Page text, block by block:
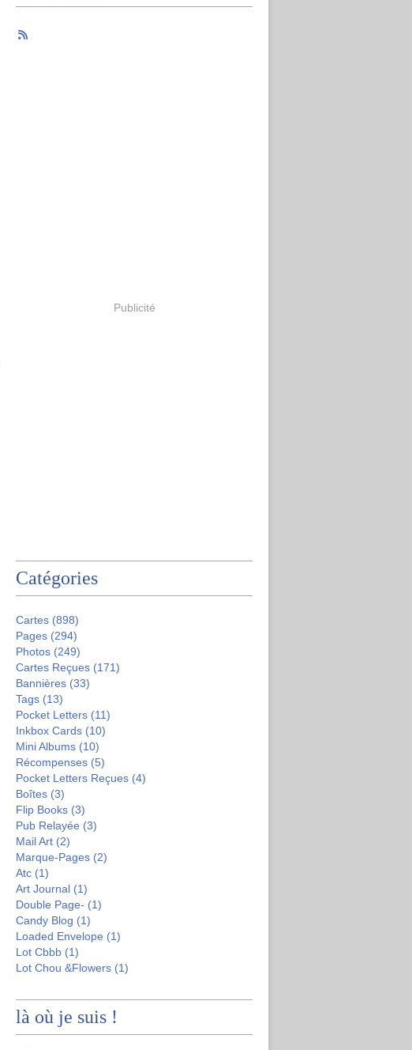
Publicité
Catégories
Cartes (898)
Pages (294)
Photos (249)
Cartes Reçues (171)
Bannières (33)
Tags (13)
Pocket Letters (11)
Inkbox Cards (10)
Mini Albums (10)
Récompenses (5)
Pocket Letters Reçues (4)
Boîtes (3)
Flip Books (3)
Pub Relayée (3)
Mail Art (2)
Marque-Pages (2)
Atc (1)
Art Journal (1)
Double Page- (1)
Candy Blog (1)
Loaded Envelope (1)
Lot Cbbb (1)
Lot Chou &flowers (1)
là où je suis !